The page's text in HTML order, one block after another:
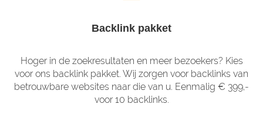
Backlink pakket
Hoger in de zoekresultaten en meer bezoekers? Kies
voor ons backlink pakket. Wij zorgen voor backlinks van
betrouwbare websites naar die van u. Eenmalig € 399,-
voor 10 backlinks.